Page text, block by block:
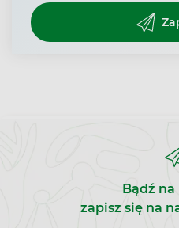
Bądź
zapisz się na